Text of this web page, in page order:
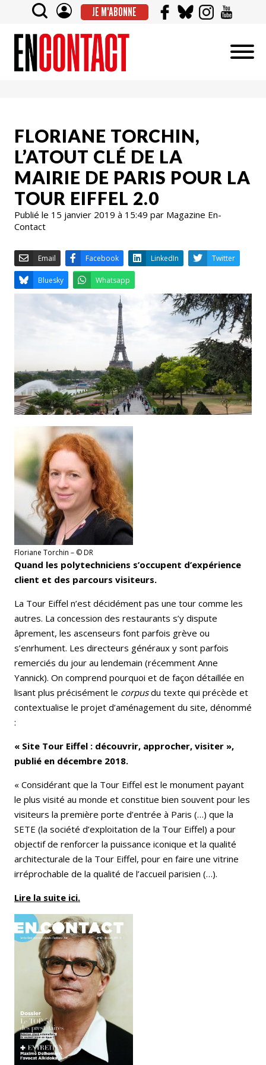
JE M'ABONNE
FLORIANE TORCHIN,
L’ATOUT CLÉ DE LA
MAIRIE DE PARIS POUR LA
TOUR EIFFEL 2.0
Publié le 15 janvier 2019 à 15:49 par Magazine En-
Contact
Email Facebook LinkedIn
Whatsapp
Floriane Torchin – © DR
Quand les polytechniciens s’occupent d’expérience
client et des parcours visiteurs.
La Tour Eiffel n’est décidément pas une tour comme les
autres. La concession des restaurants s’y dispute
âprement, les ascenseurs font parfois grève ou
s’enrhument. Les directeurs généraux y sont parfois
remerciés du jour au lendemain (récemment Anne
Yannick). On comprend pourquoi et de façon détaillée en
lisant plus précisément le corpusdu texte qui précède et
contextualise le projet d’aménagement du site, dénommé
:
« Site Tour Eiffel : découvrir, approcher, visiter »,
publié en décembre 2018.
« Considérant que la Tour Eiffel est le monument payant
le plus visité au monde et constitue bien souvent pour les
visiteurs la première porte d’entrée à Paris (…) que la
SETE (la société d’exploitation de la Tour Eiffel) a pour
objectif de renforcer la puissance iconique et la qualité
architecturale de la Tour Eiffel, pour en faire une vitrine
irréprochable de la qualité de l’accueil parisien (…).
Lire la suite ici.